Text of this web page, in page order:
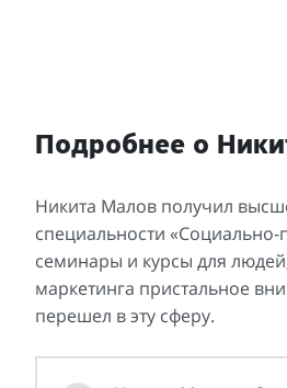
Подробнее о
Никита Малов получил
специальности
семинары и курсы для
маркетинга пристальное
перешел в эту сферу.